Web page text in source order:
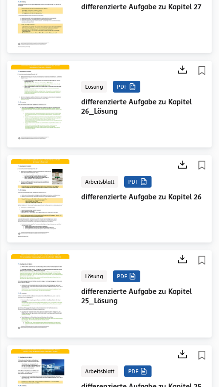
differenzierte Aufgabe zu Kapitel 27
Lösung PDF
differenzierte Aufgabe zu Kapitel
26_Lösung
Arbeitsblatt PDF
differenzierte Aufgabe zu Kapitel 26
Lösung PDF
differenzierte Aufgabe zu Kapitel
25_Lösung
Arbeitsblatt PDF